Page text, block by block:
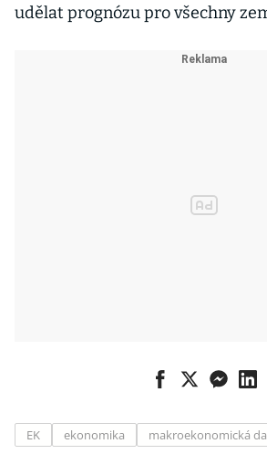
udělat prognózu pro všechny
EK ekonomika makroekonomická